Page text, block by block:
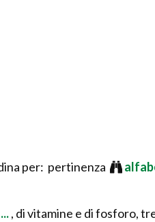
per: pertinenza
, di vitamine e di fosforo,